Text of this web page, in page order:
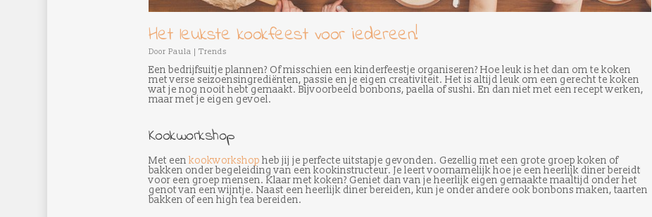
Het leukste kookfeest voor iedereen!
Door Paula | Trends
Een bedrijfsuitje plannen? Of misschien een kinderfeestje organiseren? Hoe leuk is het dan om te koken
met verse seizoensingrediënten, passie en je eigen creativiteit. Het is altijd leuk om een gerecht te koken
wat je nog nooit hebt gemaakt. Bijvoorbeeld bonbons, paella of sushi. En dan niet met een recept werken,
maar met je eigen gevoel.
Kookworkshop
Met een kookworkshop heb jij je perfecte uitstapje gevonden. Gezellig met een grote groep koken of
bakken onder begeleiding van een kookinstructeur. Je leert voornamelijk hoe je een heerlijk diner bereidt
voor een groep mensen. Klaar met koken? Geniet dan van je heerlijk eigen gemaakte maaltijd onder het
genot van een wijntje. Naast een heerlijk diner bereiden, kun je onder andere ook bonbons maken, taarten
bakken of een high tea bereiden.